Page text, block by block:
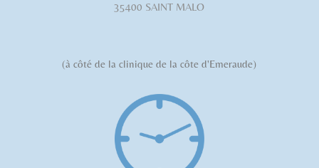
35400 SAINT MALO
(à côté de la clinique de la côte d'Emeraude)